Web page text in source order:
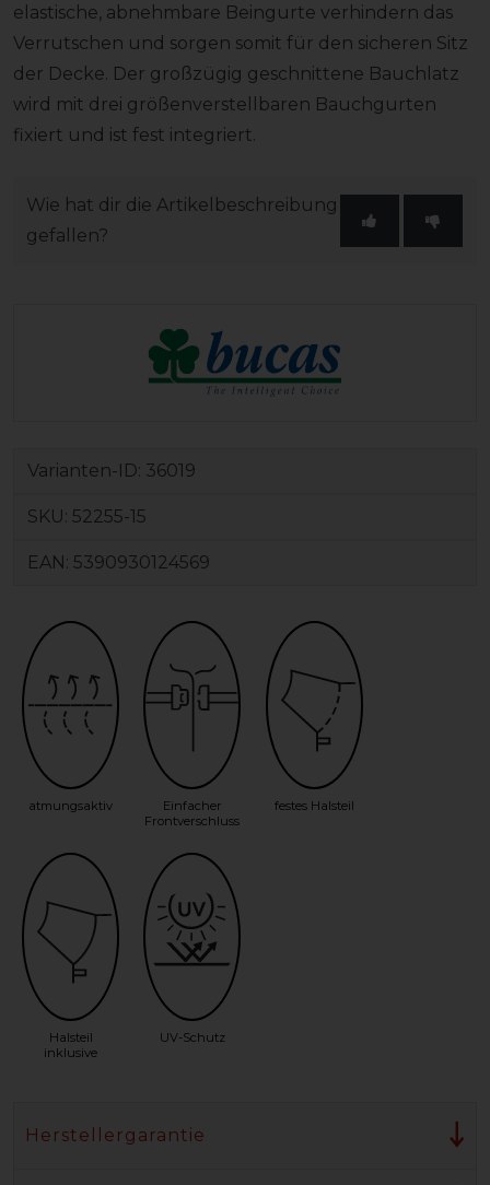
elastische, abnehmbare Beingurte verhindern das
Verrutschen und sorgen somit für den sicheren Sitz
der Decke. Der großzügig geschnittene Bauchlatz
wird mit drei größenverstellbaren Bauchgurten
fixiert und ist fest integriert.
Wie hat dir die Artikelbeschreibung
gefallen?
Varianten-ID: 36019
SKU: 52255-15
EAN: 5390930124569
atmungsaktiv
Einfacher
Frontverschluss
festes Halsteil
Halsteil
inklusive
UV-Schutz
Herstellergarantie